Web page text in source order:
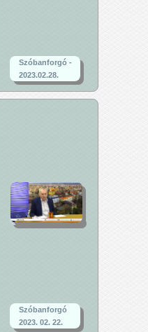
Szóbanforgó -
2023.02.28.
Szóbanforgó
2023. 02. 22.